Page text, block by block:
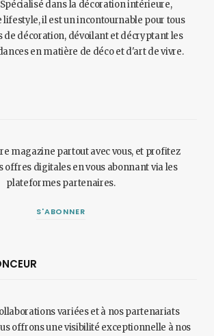
dans la décoration intérieure,
lifestyle, il est un incontournable pour tous
de décoration, dévoilant et décryptant les
en matière de déco et d'art de vivre.
magazine partout avec vous, et profitez
offres digitales en vous abonnant via les
plateformes partenaires.
S'ABONNER
variées et à nos partenariats
offrons une visibilité exceptionnelle à nos